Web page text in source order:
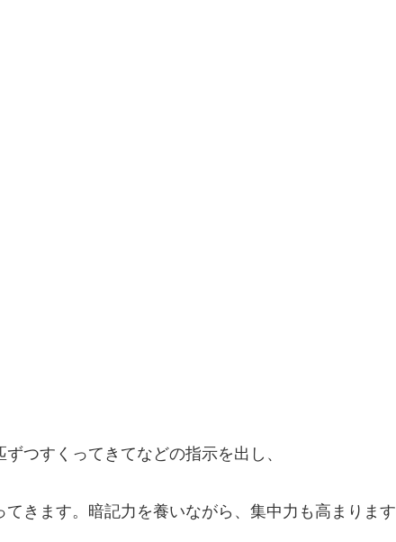
つすくってきてなどの指示を出し、
きます。暗記力を養いながら、集中力も高まります